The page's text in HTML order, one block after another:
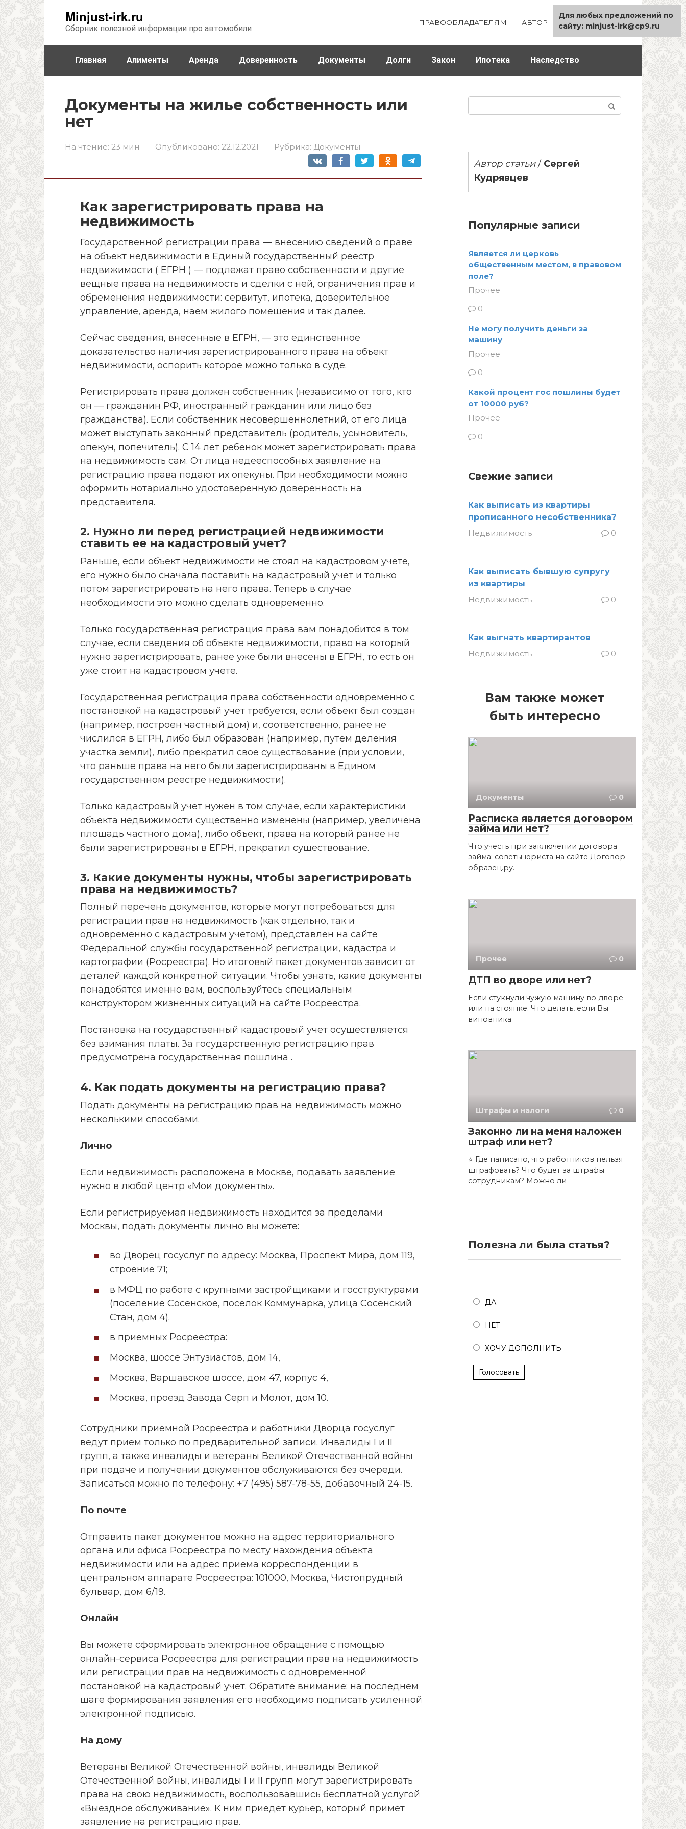
Minjust-irk.ru
Сборник полезной информации про автомобили
ПРАВООБЛАДАТЕЛЯМ АВТОР КАРТА САЙТА
Главная Алименты Аренда Доверенность Документы Долги Закон Ипотека Наследство
Документы на жилье собственность или
нет
На чтение: 23 мин Опубликовано: 22.12.2021 Рубрика: Документы
Как зарегистрировать права на
недвижимость
Государственной регистрации права — внесению сведений о праве
на объект недвижимости в Единый государственный реестр
недвижимости ( ЕГРН ) — подлежат право собственности и другие
вещные права на недвижимость и сделки с ней, ограничения прав и
обременения недвижимости: сервитут, ипотека, доверительное
управление, аренда, наем жилого помещения и так далее.
Сейчас сведения, внесенные в ЕГРН, — это единственное
доказательство наличия зарегистрированного права на объект
недвижимости, оспорить которое можно только в суде.
Регистрировать права должен собственник (независимо от того, кто
он — гражданин РФ, иностранный гражданин или лицо без
гражданства). Если собственник несовершеннолетний, от его лица
может выступать законный представитель (родитель, усыновитель,
опекун, попечитель). С 14 лет ребенок может зарегистрировать права
на недвижимость сам. От лица недееспособных заявление на
регистрацию права подают их опекуны. При необходимости можно
оформить нотариально удостоверенную доверенность на
представителя.
2. Нужно ли перед регистрацией недвижимости
ставить ее на кадастровый учет?
Раньше, если объект недвижимости не стоял на кадастровом учете,
его нужно было сначала поставить на кадастровый учет и только
потом зарегистрировать на него права. Теперь в случае
необходимости это можно сделать одновременно.
Только государственная регистрация права вам понадобится в том
случае, если сведения об объекте недвижимости, право на который
нужно зарегистрировать, ранее уже были внесены в ЕГРН, то есть он
уже стоит на кадастровом учете.
Государственная регистрация права собственности одновременно с
постановкой на кадастровый учет требуется, если объект был создан
(например, построен частный дом) и, соответственно, ранее не
числился в ЕГРН, либо был образован (например, путем деления
участка земли), либо прекратил свое существование (при условии,
что раньше права на него были зарегистрированы в Едином
государственном реестре недвижимости).
Только кадастровый учет нужен в том случае, если характеристики
объекта недвижимости существенно изменены (например, увеличена
площадь частного дома), либо объект, права на который ранее не
были зарегистрированы в ЕГРН, прекратил существование.
3. Какие документы нужны, чтобы зарегистрировать
права на недвижимость?
Полный перечень документов, которые могут потребоваться для
регистрации прав на недвижимость (как отдельно, так и
одновременно с кадастровым учетом), представлен на сайте
Федеральной службы государственной регистрации, кадастра и
картографии (Росреестра). Но итоговый пакет документов зависит от
деталей каждой конкретной ситуации. Чтобы узнать, какие документы
понадобятся именно вам, воспользуйтесь специальным
конструктором жизненных ситуаций на сайте Росреестра.
Постановка на государственный кадастровый учет осуществляется
без взимания платы. За государственную регистрацию прав
предусмотрена государственная пошлина .
4. Как подать документы на регистрацию права?
Подать документы на регистрацию прав на недвижимость можно
несколькими способами.
Лично
Если недвижимость расположена в Москве, подавать заявление
нужно в любой центр «Мои документы».
Если регистрируемая недвижимость находится за пределами
Москвы, подать документы лично вы можете:
во Дворец госуслуг по адресу: Москва, Проспект Мира, дом 119,
строение 71;
в МФЦ по работе с крупными застройщиками и госструктурами
(поселение Сосенское, поселок Коммунарка, улица Сосенский
Стан, дом 4).
в приемных Росреестра:
Москва, шоссе Энтузиастов, дом 14,
Москва, Варшавское шоссе, дом 47, корпус 4,
Москва, проезд Завода Серп и Молот, дом 10.
Сотрудники приемной Росреестра и работники Дворца госуслуг
ведут прием только по предварительной записи. Инвалиды I и II
групп, а также инвалиды и ветераны Великой Отечественной войны
при подаче и получении документов обслуживаются без очереди.
Записаться можно по телефону: +7 (495) 587-78-55, добавочный 24-15.
По почте
Отправить пакет документов можно на адрес территориального
органа или офиса Росреестра по месту нахождения объекта
недвижимости или на адрес приема корреспонденции в
центральном аппарате Росреестра: 101000, Москва, Чистопрудный
бульвар, дом 6/19.
Онлайн
Вы можете сформировать электронное обращение с помощью
онлайн-сервиса Росреестра для регистрации прав на недвижимость
или регистрации прав на недвижимость с одновременной
постановкой на кадастровый учет. Обратите внимание: на последнем
шаге формирования заявления его необходимо подписать усиленной
электронной подписью.
На дому
Ветераны Великой Отечественной войны, инвалиды Великой
Отечественной войны, инвалиды I и II групп могут зарегистрировать
права на свою недвижимость, воспользовавшись бесплатной услугой
«Выездное обслуживание». К ним приедет курьер, который примет
заявление на регистрацию прав.
Автор статьи/ Сергей
Кудрявцев
Популярные записи
Является ли церковь
общественным местом, в правовом
поле?
Прочее
0
Не могу получить деньги за
машину
Прочее
0
Какой процент гос пошлины будет
от 10000 руб?
Прочее
0
Свежие записи
Как выписать из квартиры
прописанного несобственника?
Недвижимость
0
Как выписать бывшую супругу
из квартиры
Недвижимость
0
Как выгнать квартирантов
Недвижимость
0
Вам также может
быть интересно
Документы 0
Расписка является договором
займа или нет?
Что учесть при заключении договора
займа: советы юриста на сайте Договор-
образец.ру.
Прочее 0
ДТП во дворе или нет?
Если стукнули чужую машину во дворе
или на стоянке. Что делать, если Вы
виновника
Штрафы и налоги 0
Законно ли на меня наложен
штраф или нет?
⭐ Где написано, что работников нельзя
штрафовать? Что будет за штрафы
сотрудникам? Можно ли
Полезна ли была статья?
ДА
НЕТ
ХОЧУ ДОПОЛНИТЬ
Голосовать
Для любых предложений по
сайту: minjust-irk@cp9.ru